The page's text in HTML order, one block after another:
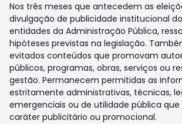
Nos três meses que antecedem as
divulgação de publicidade institucional
entidades da Administração Pública,
hipóteses previstas na legislação.
evitados conteúdos que promovam
públicos, programas, obras, serviços ou
gestão. Permanecem permitidas as
estritamente administrativas, técnicas,
emergenciais ou de utilidade pública
caráter publicitário ou promocional.